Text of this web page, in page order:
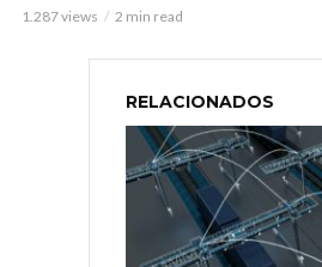
1.287 views 2 min read
RELACIONADOS